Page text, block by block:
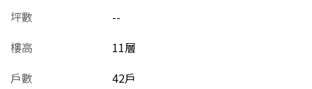
坪數
--
樓高
11層
戶數
42戶